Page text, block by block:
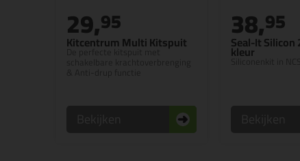
Kitcentrum Multi Kitspuit
De perfecte kitspuit met
29,95
Seal-It Silicon
kleur
Siliconenkit in NCS
38,95